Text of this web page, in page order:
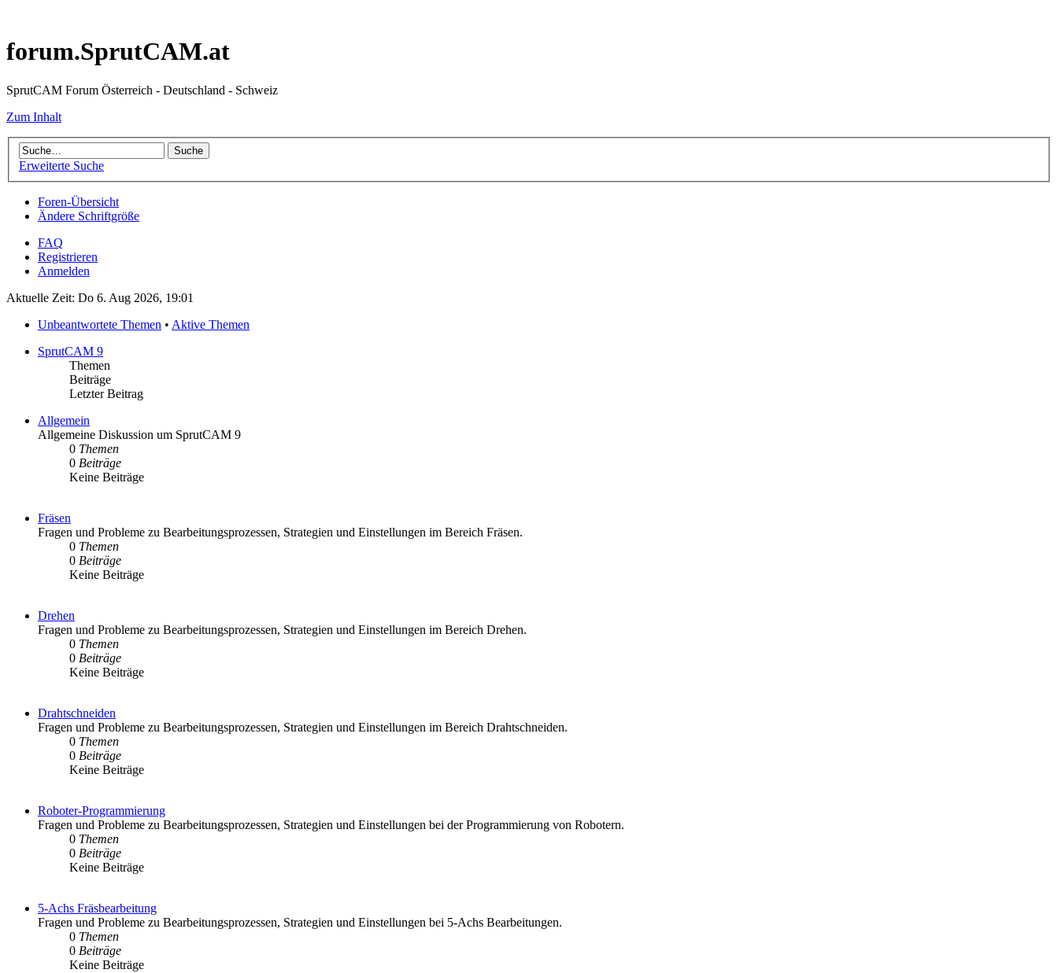
forum.SprutCAM.at
SprutCAM Forum Österreich - Deutschland - Schweiz
Zum Inhalt
Erweiterte Suche
Foren-Übersicht
Ändere Schriftgröße
FAQ
Registrieren
Anmelden
Aktuelle Zeit: Do 6. Aug 2026, 19:01
Unbeantwortete Themen • Aktive Themen
SprutCAM 9
Themen
Beiträge
Letzter Beitrag
Allgemein
Allgemeine Diskussion um SprutCAM 9
0 Themen
0 Beiträge
Keine Beiträge
Fräsen
Fragen und Probleme zu Bearbeitungsprozessen, Strategien und Einstellungen im Bereich Fräsen.
0 Themen
0 Beiträge
Keine Beiträge
Drehen
Fragen und Probleme zu Bearbeitungsprozessen, Strategien und Einstellungen im Bereich Drehen.
0 Themen
0 Beiträge
Keine Beiträge
Drahtschneiden
Fragen und Probleme zu Bearbeitungsprozessen, Strategien und Einstellungen im Bereich Drahtschneiden.
0 Themen
0 Beiträge
Keine Beiträge
Roboter-Programmierung
Fragen und Probleme zu Bearbeitungsprozessen, Strategien und Einstellungen bei der Programmierung von Robotern.
0 Themen
0 Beiträge
Keine Beiträge
5-Achs Fräsbearbeitung
Fragen und Probleme zu Bearbeitungsprozessen, Strategien und Einstellungen bei 5-Achs Bearbeitungen.
0 Themen
0 Beiträge
Keine Beiträge